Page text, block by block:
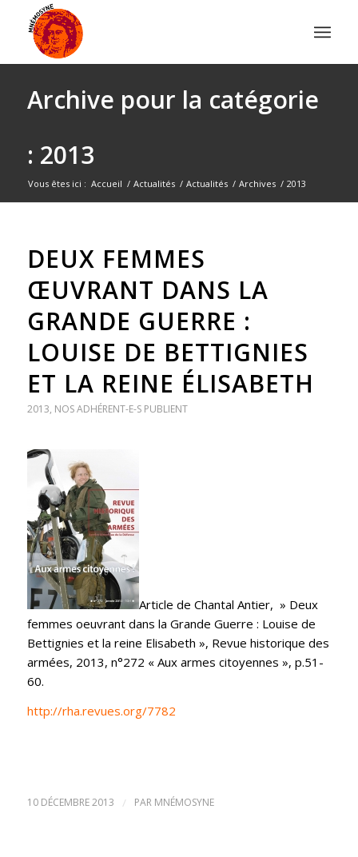
Archive pour la catégorie
: 2013
Vous êtes ici : Accueil / Actualités / Actualités / Archives / 2013
DEUX FEMMES
ŒUVRANT DANS LA
GRANDE GUERRE :
LOUISE DE BETTIGNIES
ET LA REINE ÉLISABETH
2013, NOS ADHÉRENT-E-S PUBLIENT
Article de Chantal Antier, » Deux
femmes oeuvrant dans la Grande Guerre : Louise de
Bettignies et la reine Elisabeth », Revue historique des
armées, 2013, n°272 « Aux armes citoyennes », p.51-
60.
http://rha.revues.org/7782
10 DÉCEMBRE 2013 / PAR MNÉMOSYNE